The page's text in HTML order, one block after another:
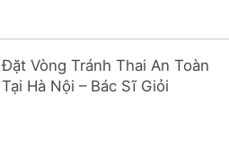
Đặt Vòng Tránh Thai An Toàn
Tại Hà Nội – Bác Sĩ Giỏi